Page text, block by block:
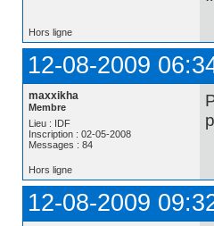
Hors ligne
12-08-2009
maxxikha
Membre
Lieu : IDF
Inscription : 02-05-2008
Messages : 84
Hors ligne
12-08-2009